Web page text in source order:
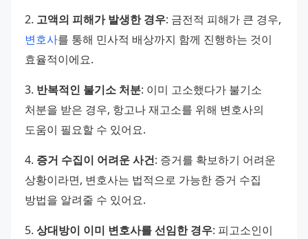
2. 고액의 피해가 발생한 경우
변호사를 통해 민사적 배상까지 함께 진행하는 것이
효율적이에요.
3. 반복적인 불기소 처분: 이미 고소했다가 불기소
처분을 받은 경우, 항고나 재고소를 위해 변호사의
도움이 필요할 수 있어요.
4. 증거 수집이 어려운 사건: 증거를 확보하기 어려운
상황이라면, 변호사는 법적으로 가능한 증거 수집
방법을 알려줄 수 있어요.
5. 상대방이 이미 변호사를 선임한 경우: 피고소인이